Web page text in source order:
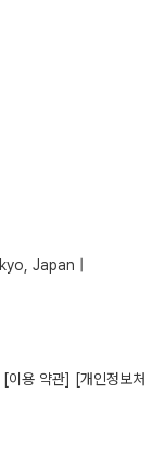
Japan |
[이용 약관]
[개인정보처